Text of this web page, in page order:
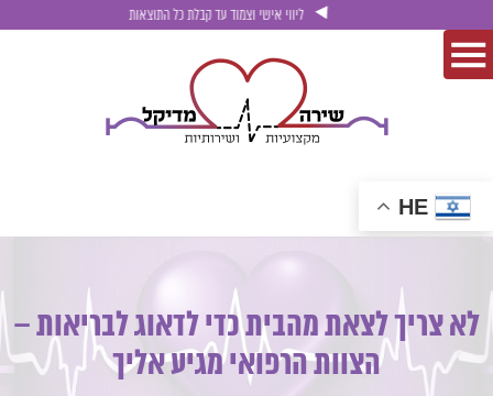
ליווי אישי וצמוד עד קבלת כל התוצאות
HE
לא צריך לצאת מהבית כדי לדאוג לבריאות –
הצוות הרפואי מגיע אליך